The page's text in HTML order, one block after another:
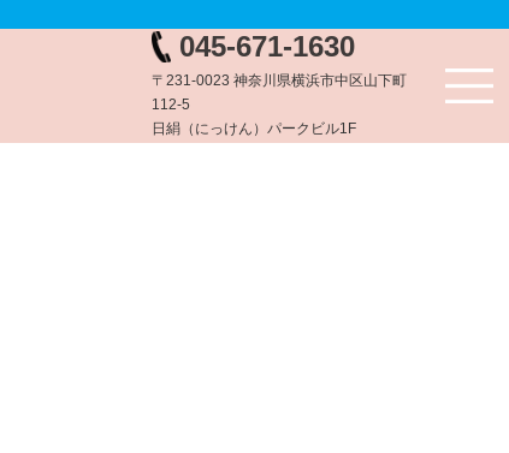
045-671-1630
〒231-0023 神奈川県横浜市中区山下町
112-5
日絹（にっけん）パークビル1F